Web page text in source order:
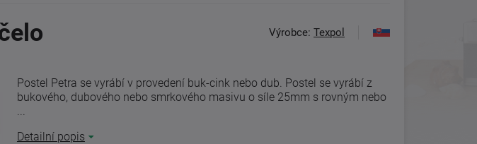
Výrobce:Texpol
Postel Petra se vyrábí v provedení buk-cink nebo dub. Postel se vyrábí z
bukového, dubového nebo smrkového masivu o síle 25mm s rovným nebo
...
Detailní popis